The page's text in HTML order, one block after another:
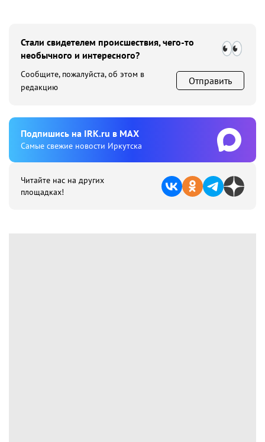
Стали свидетелем происшествия, чего-то
необычного и интересного?
Сообщите, пожалуйста, об этом в
редакцию
Отправить
Подпишиcь на IRK.ru в MAX
Cамые свежие новости Иркутска
Читайте нас на других
площадках!